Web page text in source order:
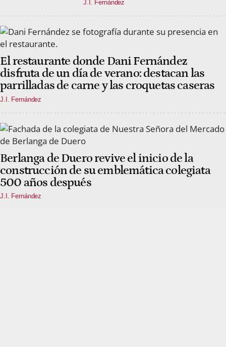
J.I. Fernández
El restaurante donde Dani Fernández
disfruta de un día de verano: destacan las
parrilladas de carne y las croquetas caseras
J.I. Fernández
Berlanga de Duero revive el inicio de la
construcción de su emblemática colegiata
500 años después
J.I. Fernández